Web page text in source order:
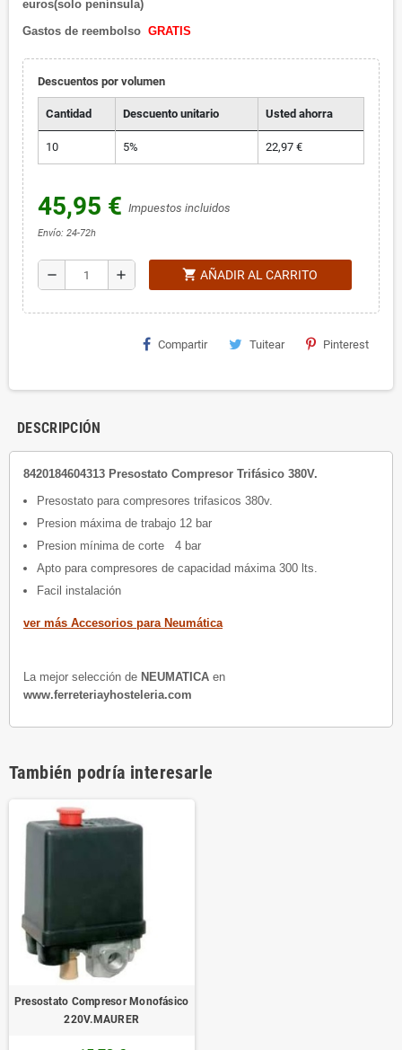
euros(solo península)
Gastos de reembolso GRATIS
Descuentos por volumen
Cantidad Descuento unitario Usted ahorra
10 5% 22,97 €
45,95 € Impuestos incluidos
Envío: 24-72h
remove add shopping_cart AÑADIR AL CARRITO
Compartir Tuitear Pinterest
DESCRIPCIÓN
8420184604313 Presostato Compresor Trifásico 380V.
Presostato para compresores trifasicos 380v.
Presion máxima de trabajo 12 bar
Presion mínima de corte 4 bar
Apto para compresores de capacidad máxima 300 lts.
Facil instalación
ver más Accesorios para Neumática
La mejor selección de NEUMATICA en
www.ferreteriayhosteleria.com
También podría interesarle
Presostato Compresor Monofásico
220V.MAURER